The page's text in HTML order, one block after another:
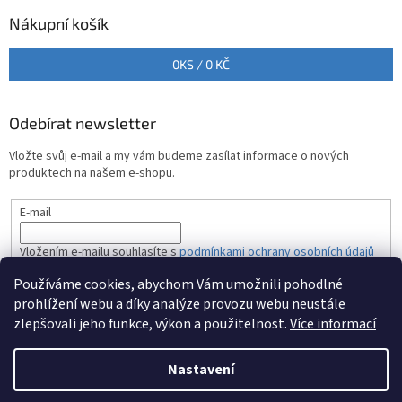
Používáme cookies, abychom Vám umožnili pohodlné
prohlížení webu a díky analýze provozu webu neustále
zlepšovali jeho funkce, výkon a použitelnost.Více informací
Nastavení
Nákupní košík
0KS / 0 KČ
Odebírat newsletter
Vložte svůj e-mail a my vám budeme zasílat informace o nových
produktech na našem e-shopu.
E-mail
Vložením e-mailu souhlasíte spodmínkami ochrany osobních údajů
PŘIHLÁSIT SE
Vytvořil Shoptet| Anque Media